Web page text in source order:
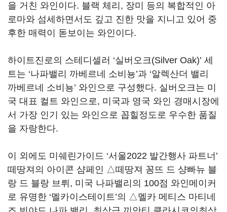
을 거친 와인이다. 블랙 체리, 장미 등의 복합적인 아
로마와 섬세하면서도 깊고 진한 맛을 지니고 있어 중
후한 매력이 돋보이는 와인이다.
하이트진로의 스테디셀러 ‘실버오크(Silver Oak)’ 세
트는 ‘나파밸리 까베르네 소비뇽’과 ‘알렉산더 밸리
까베르네 소비뇽’ 와인으로 구성했다. 실버오크는 미
국 대표 컬트 와인으로, 미국과 영국 와인 경매시장에
서 가장 인기 있는 와인으로 꼽힐정도로 우수한 품질
을 자랑한다.
이 외에도 미쉐린가이드 ‘서울2022 발간행사 파트너’
떼땅져의 아이콘 샴페인 △떼땅져 꽁뜨 드 샹빠뉴 블
랑 드 블랑 브뤼, 미국 나파밸리의 100점 와인메이커
로 유명한 ‘멜카이스테이트’의 △멜카 메티스 마티네